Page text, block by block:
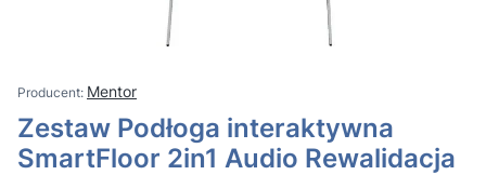
Mentor
Zestaw Podłoga interaktywna
SmartFloor 2in1 Audio Rewalidacja